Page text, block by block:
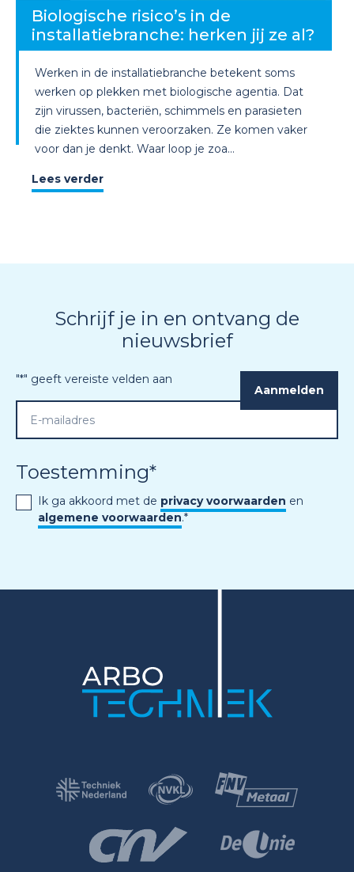
Biologische risico’s in de
installatiebranche: herken jij ze al?
Werken in de installatiebranche betekent soms
werken op plekken met biologische agentia. Dat
zijn virussen, bacteriën, schimmels en parasieten
die ziektes kunnen veroorzaken. Ze komen vaker
voor dan je denkt. Waar loop je zoa...
Lees verder
Schrijf je in en ontvang de
nieuwsbrief
"*" geeft vereiste velden aan
Toestemming*
Ik ga akkoord met de privacy voorwaarden en
algemene voorwaarden.*